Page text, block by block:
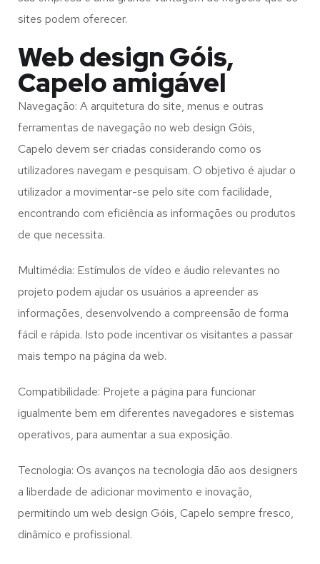
sites podem oferecer.
Web design Góis,
Capelo amigável
Navegação: A arquitetura do site, menus e outras
ferramentas de navegação no web design Góis,
Capelo devem ser criadas considerando como os
utilizadores navegam e pesquisam. O objetivo é ajudar o
utilizador a movimentar-se pelo site com facilidade,
encontrando com eficiência as informações ou produtos
de que necessita.
Multimédia: Estímulos de vídeo e áudio relevantes no
projeto podem ajudar os usuários a apreender as
informações, desenvolvendo a compreensão de forma
fácil e rápida. Isto pode incentivar os visitantes a passar
mais tempo na página da web.
Compatibilidade: Projete a página para funcionar
igualmente bem em diferentes navegadores e sistemas
operativos, para aumentar a sua exposição.
Tecnologia: Os avanços na tecnologia dão aos designers
a liberdade de adicionar movimento e inovação,
permitindo um web design Góis, Capelo sempre fresco,
dinâmico e profissional.